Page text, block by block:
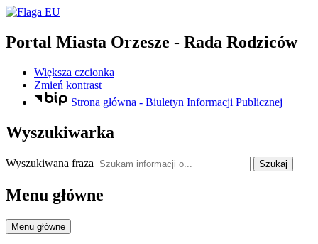
Portal Miasta Orzesze - Rada Rodziców
Większa czcionka
Zmień kontrast
Strona główna - Biuletyn Informacji Publicznej
Wyszukiwarka
Wyszukiwana fraza Szukaj
Menu główne
Menu główne